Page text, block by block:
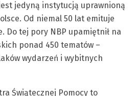
jedyną instytucją uprawnioną
Od niemal 50 lat emituje
Do tej pory NBP upamiętnił na
ponad 450 tematów –
wydarzeń i wybitnych
Świątecznej Pomocy to